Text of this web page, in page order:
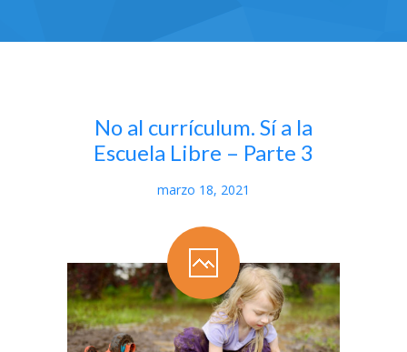
-- Mi día a día
Solicitud
Blog
No al currículum. Sí a la
Escuela Libre – Parte 3
marzo 18, 2021